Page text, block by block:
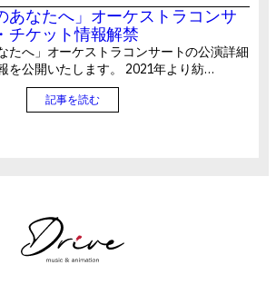
あなたへ」オーケストラコンサ
チケット情報解禁
たへ」オーケストラコンサートの公演詳細
を公開いたします。 2021年より紡…
記事を読む